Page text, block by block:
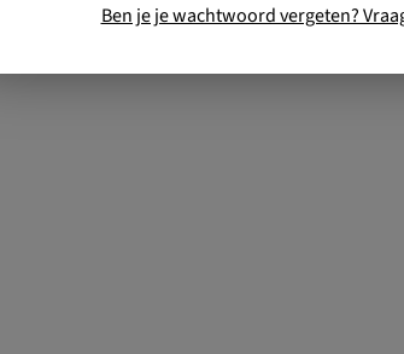
Ben je je wachtwoord vergeten?